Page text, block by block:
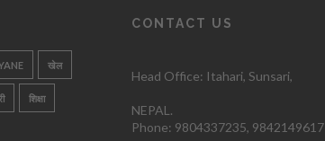
खेल
शिक्षा
CONTACT US
Head Office: Itahari, Sunsari,
NEPAL.
Phone: 9804337235, 9842149617